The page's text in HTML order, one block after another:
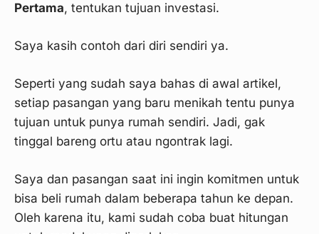
Pertama, tentukan tujuan investasi.
Saya kasih contoh dari diri sendiri ya.
Seperti yang sudah saya bahas di awal artikel,
setiap pasangan yang baru menikah tentu punya
tujuan untuk punya rumah sendiri. Jadi, gak
tinggal bareng ortu atau ngontrak lagi.
Saya dan pasangan saat ini ingin komitmen untuk
bisa beli rumah dalam beberapa tahun ke depan.
Oleh karena itu, kami sudah coba buat hitungan